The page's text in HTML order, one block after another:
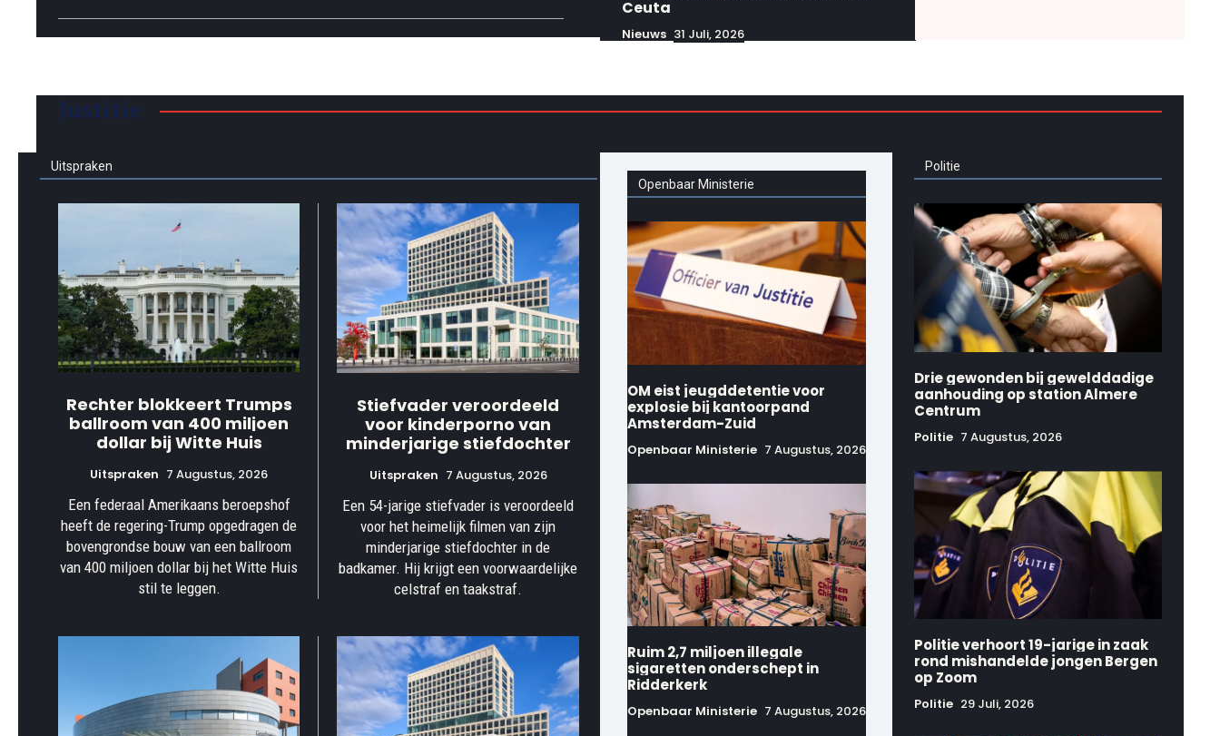
Ceuta
Nieuws 31 Juli, 2026
Justitie
Uitspraken
Rechter blokkeert Trumps
ballroom van 400 miljoen
dollar bij Witte Huis
Uitspraken 7 Augustus, 2026
Een federaal Amerikaans beroepshof
heeft de regering-Trump opgedragen de
bovengrondse bouw van een ballroom
van 400 miljoen dollar bij het Witte Huis
stil te leggen.
Stiefvader veroordeeld
voor kinderporno van
minderjarige stiefdochter
Uitspraken 7 Augustus, 2026
Een 54-jarige stiefvader is veroordeeld
voor het heimelijk filmen van zijn
minderjarige stiefdochter in de
badkamer. Hij krijgt een voorwaardelijke
celstraf en taakstraf.
Openbaar Ministerie
OM eist jeugddetentie voor
explosie bij kantoorpand
Amsterdam-Zuid
Openbaar Ministerie 7 Augustus, 2026
Ruim 2,7 miljoen illegale
sigaretten onderschept in
Ridderkerk
Openbaar Ministerie 7 Augustus, 2026
Politie
Drie gewonden bij gewelddadige
aanhouding op station Almere
Centrum
Politie 7 Augustus, 2026
Politie verhoort 19-jarige in zaak
rond mishandelde jongen Bergen
op Zoom
Politie 29 Juli, 2026